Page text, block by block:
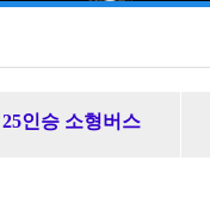
25인승 소형버스